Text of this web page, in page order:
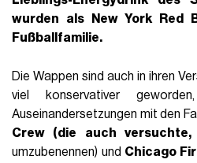
wurden als New York Red
Fußballfamilie.
Die Wappen sind auch in ihren
viel konservativer
Auseinandersetzungen mit den
Crew (die auch
umzubenennen) und Chicago